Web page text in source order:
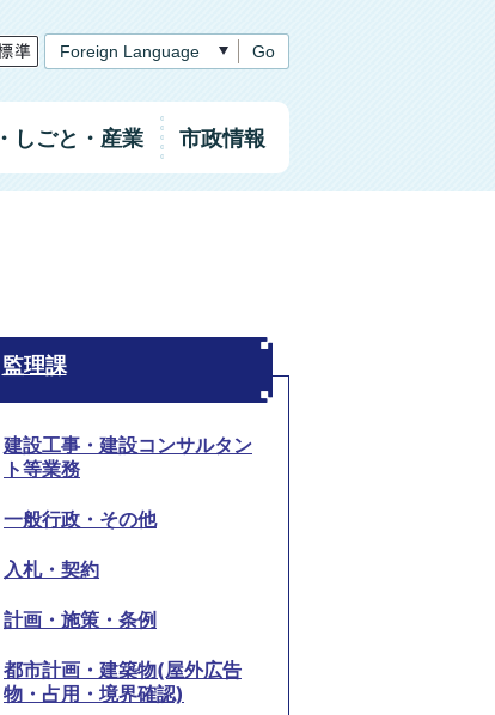
Go
・しごと ・産業 市政情報
監理課
建設工事・建設コンサルタン
ト等業務
一般行政・その他
入札・契約
計画・施策・条例
都市計画・建築物(屋外広告
物・占用・境界確認)